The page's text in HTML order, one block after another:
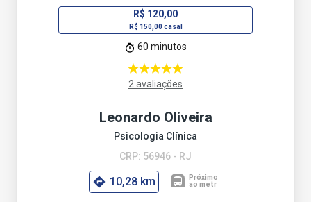
R$ 120,00
R$ 150,00 casal
60 minutos
2 avaliações
Leonardo Oliveira
Psicologia Clínica
CRP: 56946 - RJ
10,28 km